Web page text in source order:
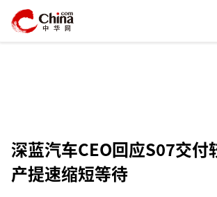
深蓝汽车CEO回应S07交付
产提速缩短等待